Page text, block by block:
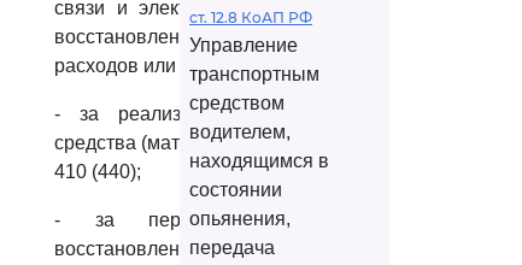
связи и электрической энергии -
восстановление кассовых
расходов или по КОСГУ 130;
- за реализованные основные
средства (материалы) - код КОСГУ
410 (440);
- за перерасход ГСМ -
восстановление кассовых
ст. 12.8 КоАП РФ
Управление
транспортным
средством
водителем,
находящимся в
состоянии
опьянения,
передача